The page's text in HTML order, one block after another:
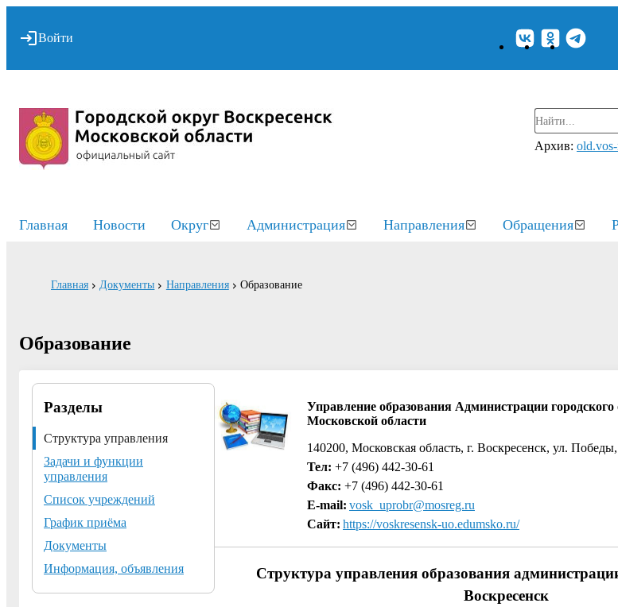
Войти
Архив:
Главная Новости Округ Администрация Направления Обращения
Главная Документы Направления Образование
Образование
Разделы
Структура управления
Задачи и функции
управления
Список учреждений
График приёма
Документы
Информация, объявления
Управление образования Администрации городского
Московской области
140200, Московская область, г. Воскресенск, ул.
Тел: +7 (496) 442-30-61
Факс: +7 (496) 442-30-61
E-mail: vosk_uprobr@mosreg.ru
Сайт: https://voskresensk-uo.edumsko.ru/
Структура управления образования
Воскресенск